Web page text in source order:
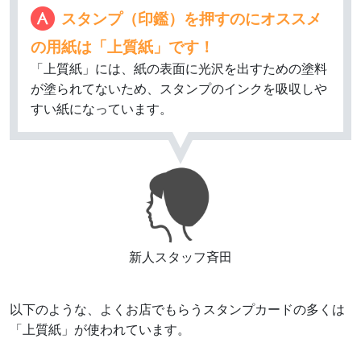
新人スタッフ斉田
スタンプ（印鑑）を押すのにオススメ
の用紙は「上質紙」です！
「上質紙」には、紙の表面に光沢を出すための塗料
が塗られてないため、スタンプのインクを吸収しや
すい紙になっています。
以下のような、よくお店でもらうスタンプカードの多くは
「上質紙」が使われています。